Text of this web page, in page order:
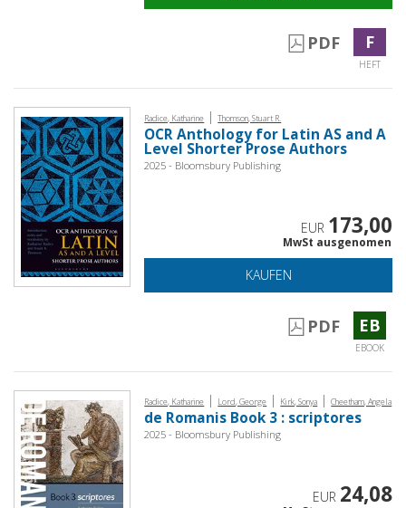
PDF F
HEFT
Radice, Katharine | Thomson, Stuart R.
OCR Anthology for Latin AS and A
Level Shorter Prose Authors
2025 - Bloomsbury Publishing
EUR 173,00
MwSt ausgenomen
KAUFEN
PDF EB
EBOOK
Radice, Katharine | Lord, George | Kirk, Sonya | Cheetham, Angela
de Romanis Book 3 : scriptores
2025 - Bloomsbury Publishing
EUR 24,08